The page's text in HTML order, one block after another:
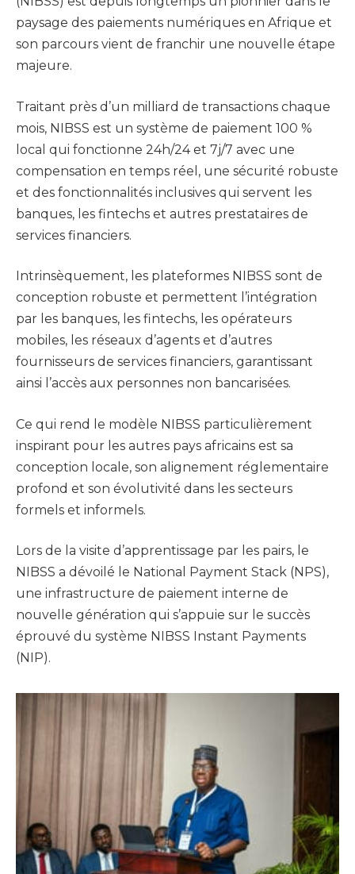
paysage des paiements numériques en Afrique et
son parcours vient de franchir une nouvelle étape
majeure.
Traitant près d’un milliard de transactions chaque
mois, NIBSS est un système de paiement 100 %
local qui fonctionne 24h/24 et 7j/7 avec une
compensation en temps réel, une sécurité robuste
et des fonctionnalités inclusives qui servent les
banques, les fintechs et autres prestataires de
services financiers.
Intrinsèquement, les plateformes NIBSS sont de
conception robuste et permettent l’intégration
par les banques, les fintechs, les opérateurs
mobiles, les réseaux d’agents et d’autres
fournisseurs de services financiers, garantissant
ainsi l’accès aux personnes non bancarisées.
Ce qui rend le modèle NIBSS particulièrement
inspirant pour les autres pays africains est sa
conception locale, son alignement réglementaire
profond et son évolutivité dans les secteurs
formels et informels.
Lors de la visite d’apprentissage par les pairs, le
NIBSS a dévoilé le National Payment Stack (NPS),
une infrastructure de paiement interne de
nouvelle génération qui s’appuie sur le succès
éprouvé du système NIBSS Instant Payments
(NIP).